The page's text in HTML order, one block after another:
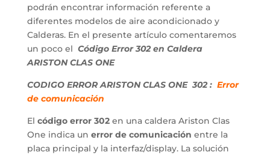
podrán encontrar información referente a
diferentes modelos de aire acondicionado y
Calderas. En el presente artículo comentaremos
un poco el Código Error 302 en Caldera
ARISTON CLAS ONE
CODIGO ERROR ARISTON CLAS ONE 302 : Error
de comunicación
El código error 302en una caldera Ariston Clas
One indica un error de comunicación entre la
placa principal y la interfaz/display. La solución